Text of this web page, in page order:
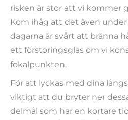
risken är stor att vi kommer
Kom ihåg att det även
dagarna är svårt att bränna
ett förstoringsglas om vi
fokalpunkten.
För att lyckas med dina
viktigt att du bryter ner
delmål som har en kortare